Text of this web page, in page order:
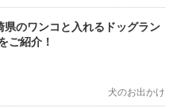
県のワンコと入れるドッグラン
ご紹介！
犬のお出かけ